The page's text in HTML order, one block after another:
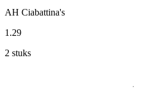
AH Ciabattina's
1 .29
2 stuks